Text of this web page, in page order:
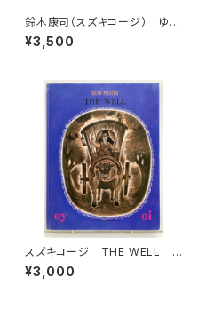
鈴木康司（スズキコージ） ゆき
むすめ 岸田衿子 おはなしの
本 こどものための3冊の本 No.
¥3,500
スズキコージ THE WELL 1
977年初版の1977年の２刷
エンサイクロペディア・ブリタニ
¥3,000